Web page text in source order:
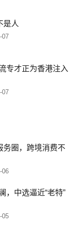
是人
07
专才正为香港注入
07
务圈，跨境消费不
06
，中选逼近“老特”
05